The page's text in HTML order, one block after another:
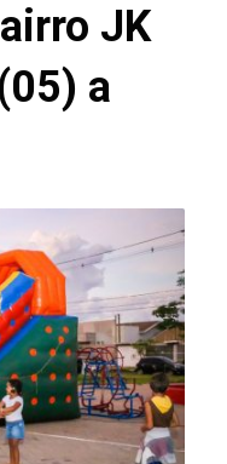
JK
a